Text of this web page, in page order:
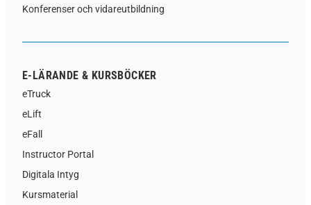
Konferenser och vidareutbildning
E-LÄRANDE & KURSBÖCKER
eTruck
eLift
eFall
Instructor Portal
Digitala Intyg
Kursmaterial